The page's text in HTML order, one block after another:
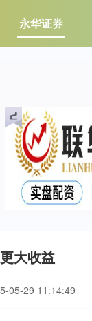
永华证券
大收益
05-29 11:14:49